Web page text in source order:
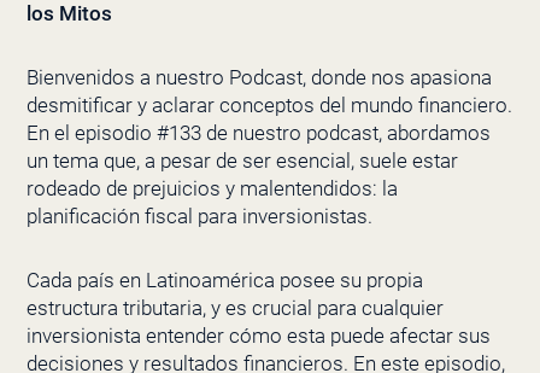
los Mitos
Bienvenidos a nuestro Podcast, donde nos apasiona
desmitificar y aclarar conceptos del mundo financiero.
En el episodio #133 de nuestro podcast, abordamos
un tema que, a pesar de ser esencial, suele estar
rodeado de prejuicios y malentendidos: la
planificación fiscal para inversionistas.
Cada país en Latinoamérica posee su propia
estructura tributaria, y es crucial para cualquier
inversionista entender cómo esta puede afectar sus
decisiones y resultados financieros. En este episodio,